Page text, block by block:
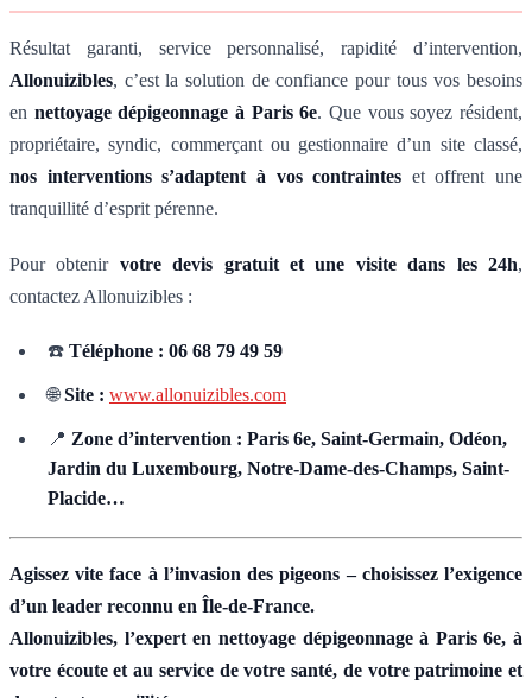
Résultat garanti, service personnalisé, rapidité d’intervention,
Allonuizibles, c’est la solution de confiance pour tous vos besoins
en nettoyage dépigeonnage à Paris 6e. Que vous soyez résident,
propriétaire, syndic, commerçant ou gestionnaire d’un site classé,
nos interventions s’adaptent à vos contraintes et offrent une
tranquillité d’esprit pérenne.
Pour obtenir votre devis gratuit et une visite dans les 24h,
contactez Allonuizibles :
☎️ Téléphone : 06 68 79 49 59
🌐Site : www.allonuizibles.com
📍 Zone d’intervention : Paris 6e, Saint-Germain, Odéon,
Jardin du Luxembourg, Notre-Dame-des-Champs, Saint-
Placide…
Agissez vite face à l’invasion des pigeons – choisissez l’exigence
d’un leader reconnu en Île-de-France.
Allonuizibles, l’expert en nettoyage dépigeonnage à Paris 6e, à
votre écoute et au service de votre santé, de votre patrimoine et